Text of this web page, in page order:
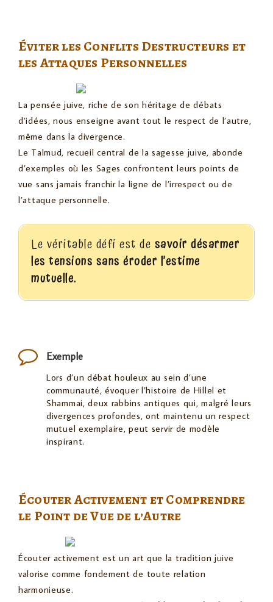
Éviter les Conflits Destructeurs et
les Attaques Personnelles
La pensée juive, riche de son héritage de débats
d’idées, nous enseigne avant tout le respect de l’autre,
même dans la divergence.
Le Talmud, recueil central de la sagesse juive, abonde
d’exemples où les Sages confrontent leurs points de
vue sans jamais franchir la ligne de l’irrespect ou de
l’attaque personnelle.
Le véritable défi est de savoir désarmer
les tensions sans éroder l’estime
mutuelle.
Exemple
Lors d’un débat houleux au sein d’une
communauté, évoquer l’histoire de Hillel et
Shammai, deux rabbins antiques qui, malgré leurs
divergences profondes, ont maintenu un respect
mutuel exemplaire, peut servir de modèle
inspirant.
Écouter Activement et Comprendre
le Point de Vue de l’Autre
Écouter activement est un art que la tradition juive
valorise comme fondement de toute relation
harmonieuse.